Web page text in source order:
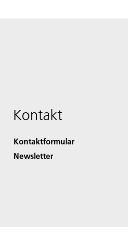
Kontakt
Kontaktformular
Newsletter